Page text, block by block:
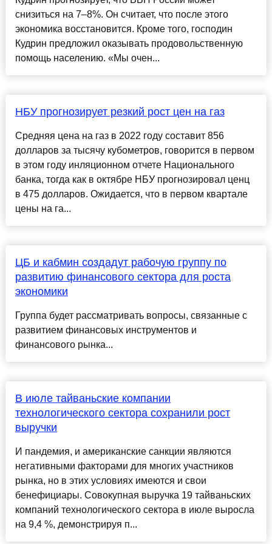
снизиться на 7–8%. Он считает, что после этого
экономика восстановится. Кроме того, господин
Кудрин предложил оказывать продовольственную
помощь населению. «Мы очен...
НБУ прогнозирует резкий рост цен на газ
Средняя цена на газ в 2022 году составит 856
долларов за тысячу кубометров, говорится в первом
в этом году инляционном отчете Национального
банка, тогда как в октябре НБУ прогнозировал ценц
в 475 долларов. Ожидается, что в первом квартале
цены на га...
ЦБ и кабмин создадут рабочую группу по
развитию финансового сектора для роста
экономики
Группа будет рассматривать вопросы, связанные с
развитием финансовых инструментов и
финансового рынка...
В июле тайваньские компании
технологического сектора сохранили рост
выручки
И пандемия, и американские санкции являются
негативными факторами для многих участников
рынка, но в этих условиях имеются и свои
бенефициары. Совокупная выручка 19 тайваньских
компаний технологического сектора в июле выросла
на 9,4 %, демонстрируя п...